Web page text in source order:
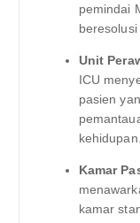
pemindai
Unit
ICU
pasien
kehidupan.
Kamar
kamar